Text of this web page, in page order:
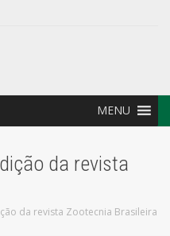
MENU
da revista
da revista Zootecnia Brasileira